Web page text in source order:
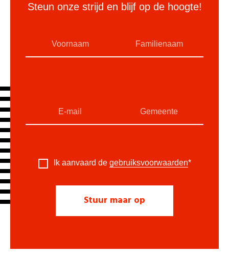
Steun onze strijd en blijf op de hoogte!
Ik aanvaard de gebruiksvoorwaarden*